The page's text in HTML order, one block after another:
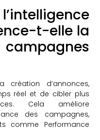
t-elle la
création d’annonces,
réel et de cibler plus
Cela améliore
des campagnes,
comme Performance